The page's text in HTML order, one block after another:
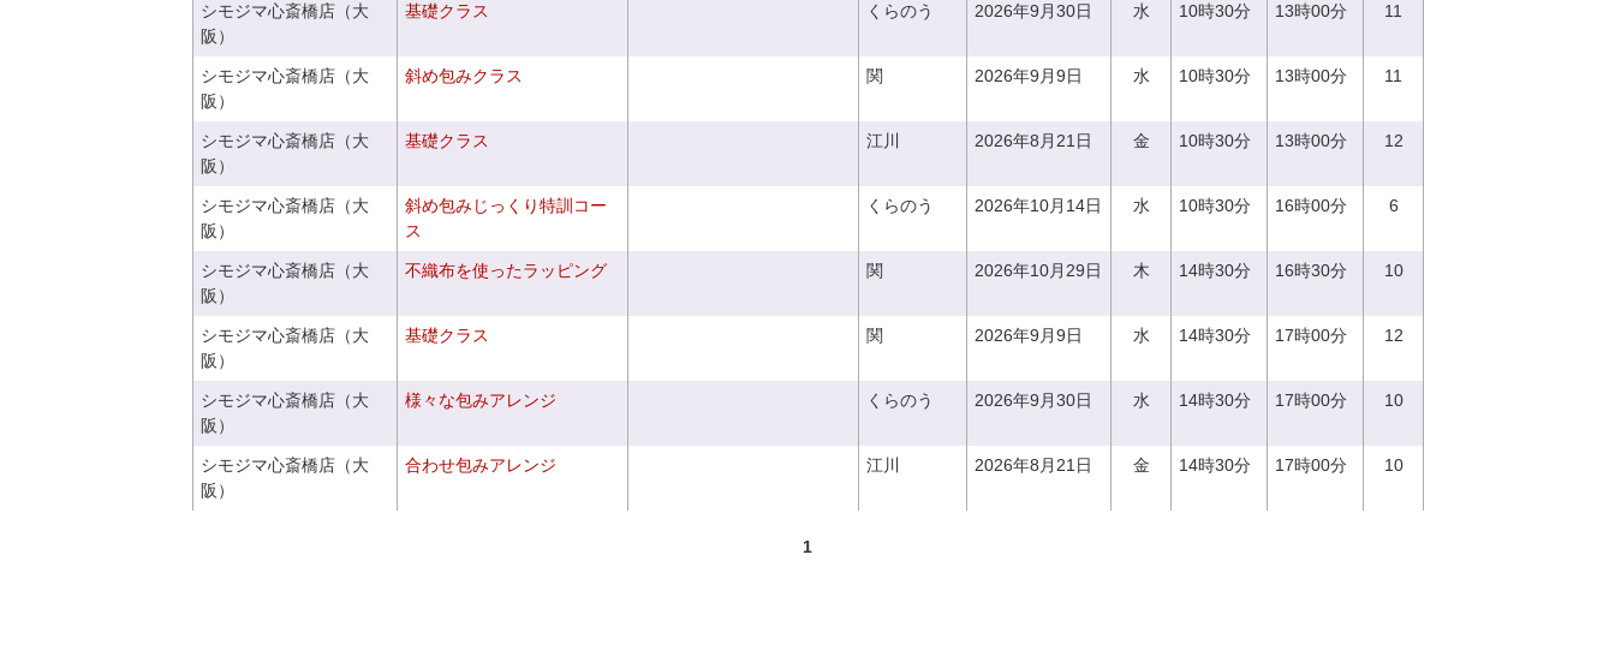
シモジマ心斎橋店（大
阪）
基礎クラス くらのう 2026年9月30日 水 10時30分 13時00分 11
シモジマ心斎橋店（大
阪）
斜め包みクラス 関 2026年9月9日 水 10時30分 13時00分 11
シモジマ心斎橋店（大
阪）
基礎クラス 江川 2026年8月21日 金 10時30分 13時00分 12
シモジマ心斎橋店（大
阪）
斜め包みじっくり特訓コー
ス
くらのう 2026年10月14日 水 10時30分 16時00分 6
シモジマ心斎橋店（大
阪）
不織布を使ったラッピング 関 2026年10月29日 木 14時30分 16時30分 10
シモジマ心斎橋店（大
阪）
基礎クラス 関 2026年9月9日 水 14時30分 17時00分 12
シモジマ心斎橋店（大
阪）
様々な包みアレンジ くらのう 2026年9月30日 水 14時30分 17時00分 10
シモジマ心斎橋店（大
阪）
合わせ包みアレンジ 江川 2026年8月21日 金 14時30分 17時00分 10
1